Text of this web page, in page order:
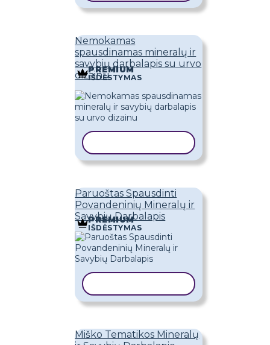
Nemokamas
spausdinamas mineralų ir
savybių darbalapis su urvo
dizainu
PREMIUM
IŠDĖSTYMAS
Paruoštas Spausdinti
Povandeninių Mineralų ir
Savybių Darbalapis
PREMIUM
IŠDĖSTYMAS
Miško Tematikos Mineralų